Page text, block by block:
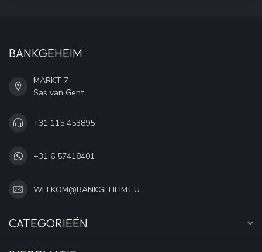
BANKGEHEIM
MARKT 7
Sas van Gent
+31 115 453895
+31 6 57418401
WELKOM@BANKGEHEIM.EU
CATEGORIEËN